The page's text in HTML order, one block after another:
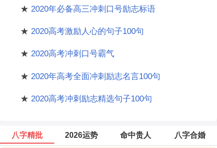
★ 2020年必备高三冲刺口号励志标语
★ 2020高考激励人心的句子100句
★ 2020高考冲刺口号霸气
★ 2020年高考全面冲刺励志名言100句
★ 2020高考冲刺励志精选句子100句
八字精批 2026运势 命中贵人 八字合婚